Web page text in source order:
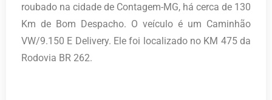
roubado na cidade de Contagem-MG, há cerca de 130
Km de Bom Despacho. O veículo é um Caminhão
VW/9.150 E Delivery. Ele foi localizado no KM 475 da
Rodovia BR 262.